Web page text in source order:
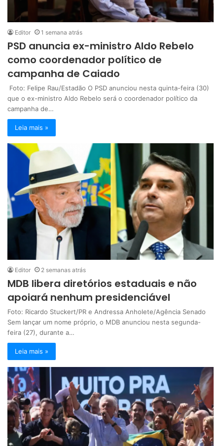
Editor 1 semana atrás
PSD anuncia ex-ministro Aldo Rebelo
como coordenador político de
campanha de Caiado
Foto: Felipe Rau/Estadão O PSD anunciou nesta quinta-feira (30)
que o ex-ministro Aldo Rebelo será o coordenador político da
campanha de…
Leia mais »
Editor 2 semanas atrás
MDB libera diretórios estaduais e não
apoiará nenhum presidenciável
Foto: Ricardo Stuckert/PR e Andressa Anholete/Agência Senado
Sem lançar um nome próprio, o MDB anunciou nesta segunda-
feira (27), durante a…
Leia mais »